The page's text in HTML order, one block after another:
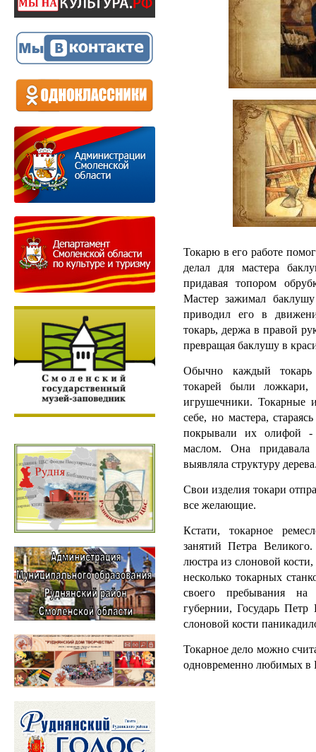
Токарю в его работе
делал для мастера
придавая топором
Мастер зажимал
приводил его в
токарь, держа в правой
превращая баклушу в
Обычно каждый
токарей были ложкари,
игрушечники. Токарные
себе, но мастера,
покрывали их олифой
маслом. Она
выявляла структуру
Свои изделия токари
все желающие.
Кстати, токарное
занятий Петра
люстра из слоновой
несколько токарных
своего пребывания
губернии, Государь
слоновой кости
Токарное дело можно
одновременно любимых в